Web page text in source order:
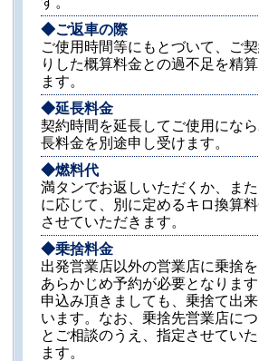
◆ご返車の際
ご使用時間等にもとづいて、ご
りした概算料金との過不足を精
ます。
◆延長料金
契約時間を延長してご使用にな
長料金を別途申し受けます。
◆燃料代
満タンでお返しいただくか、ま
に応じて、別に定めるキロ換算
させていただきます。
◆乗捨料金
出発営業店以外の営業店に乗捨を
あらかじめ予約が必要となりま
申込み頂きましても、乗捨て出
います。なお、乗捨先営業店に
とご相談のうえ、指定させてい
ます。